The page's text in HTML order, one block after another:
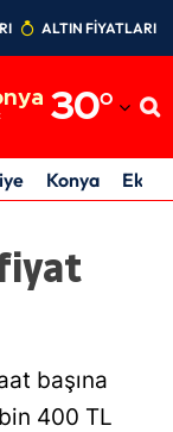
ALTIN FİYATLARI
30°
Afyonkarahisar
Artvin
Konya
başına
400 TL